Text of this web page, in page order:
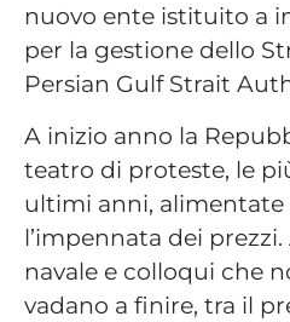
nuovo ente istituito a
per la gestione dello
Persian Gulf Strait
A inizio anno la
teatro di proteste, le
ultimi anni, alimentate
l’impennata dei
navale e colloqui che
vadano a finire, tra il